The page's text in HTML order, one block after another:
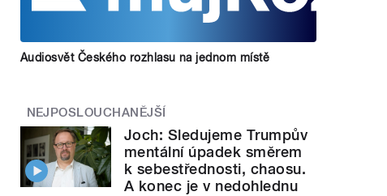
Audiosvět Českého rozhlasu na jednom místě
NEJPOSLOUCHANĚJŠÍ
Joch: Sledujeme Trumpův
mentální úpadek směrem
k sebestřednosti, chaosu.
A konec je v nedohlednu